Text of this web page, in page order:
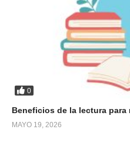
0
Beneficios de la lectura para
MAYO 19, 2026